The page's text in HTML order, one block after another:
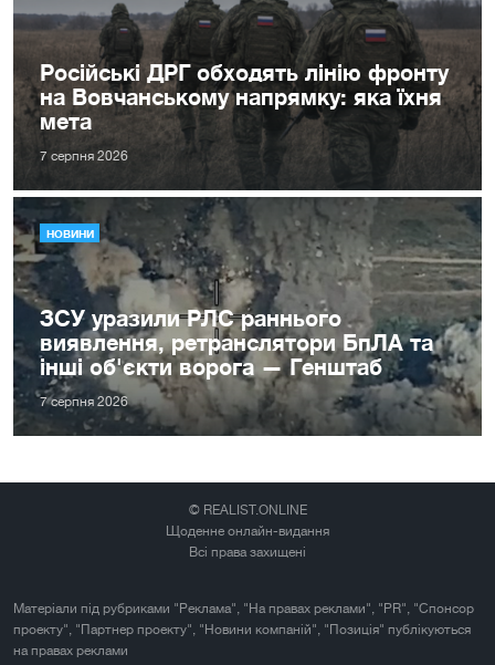
Російські ДРГ обходять лінію фронту
на Вовчанському напрямку: яка їхня
мета
7 серпня 2026
НОВИНИ
ЗСУ уразили РЛС раннього
виявлення, ретранслятори БпЛА та
інші об'єкти ворога — Генштаб
7 серпня 2026
© REALIST.ONLINE
Щоденне онлайн-видання
Всі права захищені
Матеріали під рубриками "Реклама", "На правах реклами", "PR", "Спонсор
проекту", "Партнер проекту", "Новини компаній", "Позиція" публікуються
на правах реклами